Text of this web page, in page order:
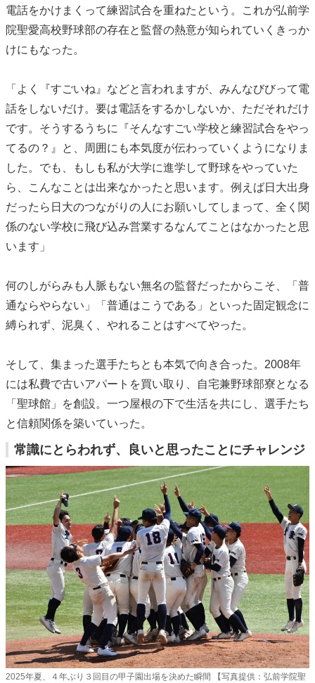
電話をかけまくって練習試合を重ねたという。これが弘前学
院聖愛高校野球部の存在と監督の熱意が知られていくきっか
けにもなった。
「よく『すごいね』などと言われますが、みんなびびって電
話をしないだけ。要は電話をするかしないか、ただそれだけ
です。そうするうちに『そんなすごい学校と練習試合をやっ
てるの？』と、周囲にも本気度が伝わっていくようになりま
した。でも、もしも私が大学に進学して野球をやっていた
ら、こんなことは出来なかったと思います。例えば日大出身
だったら日大のつながりの人にお願いしてしまって、全く関
係のない学校に飛び込み営業するなんてことはなかったと思
います」
何のしがらみも人脈もない無名の監督だったからこそ、「普
通ならやらない」「普通はこうである」といった固定観念に
縛られず、泥臭く、やれることはすべてやった。
そして、集まった選手たちとも本気で向き合った。2008年
には私費で古いアパートを買い取り、自宅兼野球部寮となる
「聖球館」を創設。一つ屋根の下で生活を共にし、選手たち
と信頼関係を築いていった。
常識にとらわれず、良いと思ったことにチャレンジ
2025年夏、４年ぶり３回目の甲子園出場を決めた瞬間 【写真提供：弘前学院聖